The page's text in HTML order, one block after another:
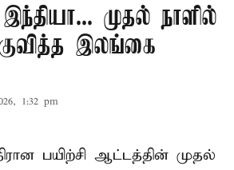
முதல் நாளில்
இலங்கை
1:32 pm
பயிற்சி ஆட்டத்தின் முதல்